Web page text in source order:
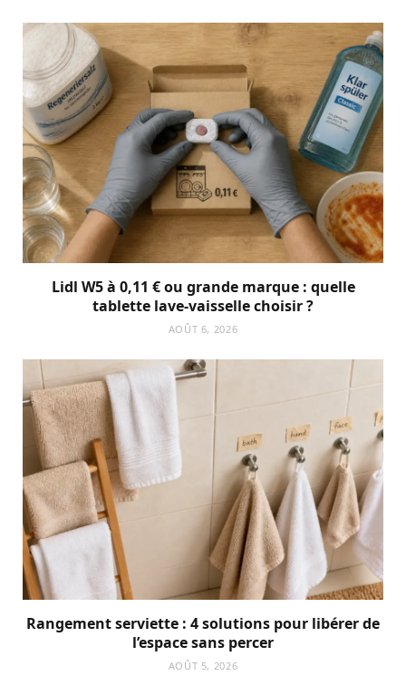
Lidl W5 à 0,11 € ou grande marque : quelle
tablette lave-vaisselle choisir ?
AOÛT 6, 2026
Rangement serviette : 4 solutions pour libérer de
l’espace sans percer
AOÛT 5, 2026